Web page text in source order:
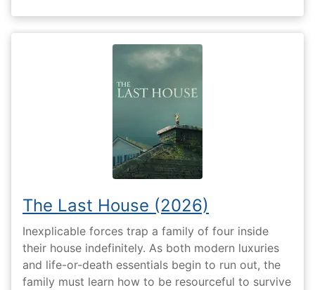
The Last House (2026)
Inexplicable forces trap a family of four inside
their house indefinitely. As both modern luxuries
and life-or-death essentials begin to run out, the
family must learn how to be resourceful to survive